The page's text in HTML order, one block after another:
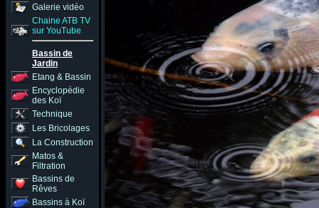
Galerie vidéo
Chaine ATB TV
sur YouTube
Bassin de
Jardin
Etang & Bassin
Encyclopédie
des Koï
Technique
Les Bricolages
La Construction
Matos &
Filtration
Bassins de
Rêves
Bassins à Koï